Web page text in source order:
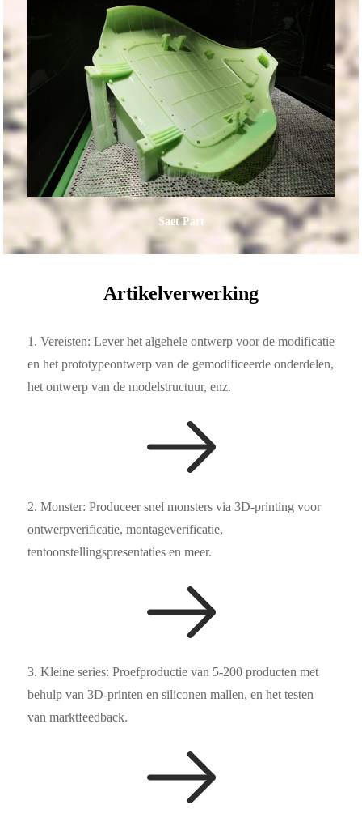
Saet Part
Artikelverwerking
1. Vereisten: Lever het algehele ontwerp voor de modificatie
en het prototypeontwerp van de gemodificeerde onderdelen,
het ontwerp van de modelstructuur, enz.
2. Monster: Produceer snel monsters via 3D-printing voor
ontwerpverificatie, montageverificatie,
tentoonstellingspresentaties en meer.
3. Kleine series: Proefproductie van 5-200 producten met
behulp van 3D-printen en siliconen mallen, en het testen
van marktfeedback.